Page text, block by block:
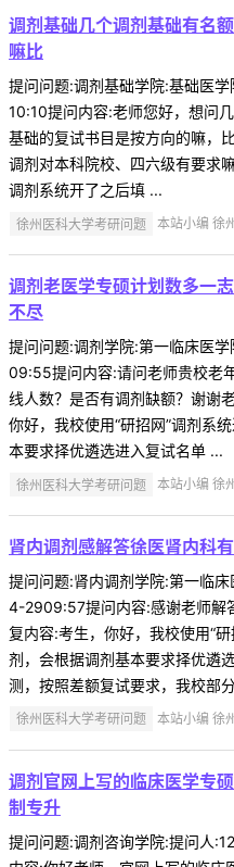
调剂基础几个调剂基础有名
嘛比
提问问题:调剂基础学院:基础医
10:10提问内容:老师您好，想问
基础的复试书目是按方向的嘛，
调剂对本科院校、四六级有要求
调剂系统开了之后填 ...
徐州医科大学考研问题 本站小编 徐
调剂老医学专硕计划数多一
不尽
提问问题:调剂学院:第一临床医
09:55提问内容:请问老师贵校老
线人数？是否有调剂缺额？谢谢
你好，我校使用“研招网”调剂系
本要求择优遴选进入复试名单 ...
徐州医科大学考研问题 本站小编 徐
肾内调剂感解答徐医肾内科
提问问题:肾内调剂学院:第一临
4-2909:57提问内容:感谢老师解
复内容:考生，你好，我校使用“
剂，会根据调剂基本要求择优遴
测，按照差额复试要求，我校部
徐州医科大学考研问题 本站小编 徐
调剂官网上写的临床医学专
制专升
提问问题:调剂咨询学院:提问人